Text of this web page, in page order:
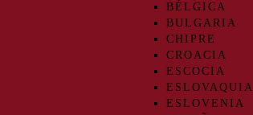
BÉLGICA
BULGARIA
CHIPRE
CROACIA
ESCOCIA
ESLOVAQUIA
ESLOVENIA